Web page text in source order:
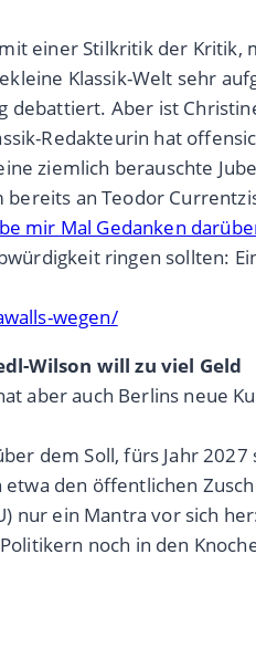
einer Stilkritik der
Klassik-Welt sehr
Aber ist
Redakteurin hat
ziemlich berauschte
an Teodor
mir Mal Gedanken
ringen sollten:
wegen/
Wilson will zu viel Geld
aber auch Berlins neue
dem Soll, fürs Jahr
den öffentlichen
nur ein Mantra vor sich
noch in den